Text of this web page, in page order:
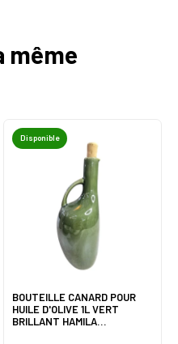
même
Disponible
BOUTEILLE CANARD POUR
HUILE D'OLIVE 1L VERT
BRILLANT HAMILA